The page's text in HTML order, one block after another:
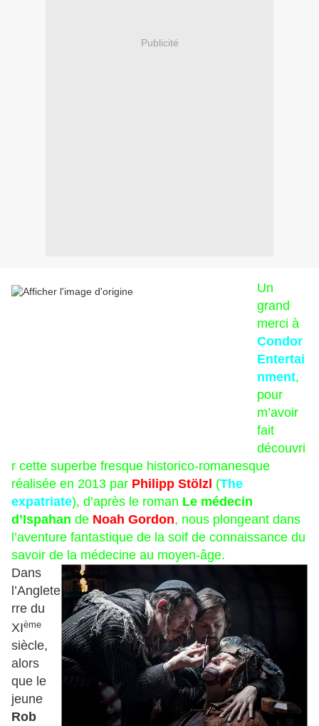
Publicité
Un
grand
merci à
Condor
Entertai
nment,
pour
m’avoir
fait
découvri
r cette superbe fresque historico-romanesque
réalisée en 2013 par Philipp Stölzl (The
expatriate), d’après le roman Le médecin
d’Ispahan de Noah Gordon, nous plongeant dans
l’aventure fantastique de la soif de connaissance du
savoir de la médecine au moyen-âge.
Dans
l’Anglete
rre du
XIème
siècle,
alors
que le
jeune
Rob